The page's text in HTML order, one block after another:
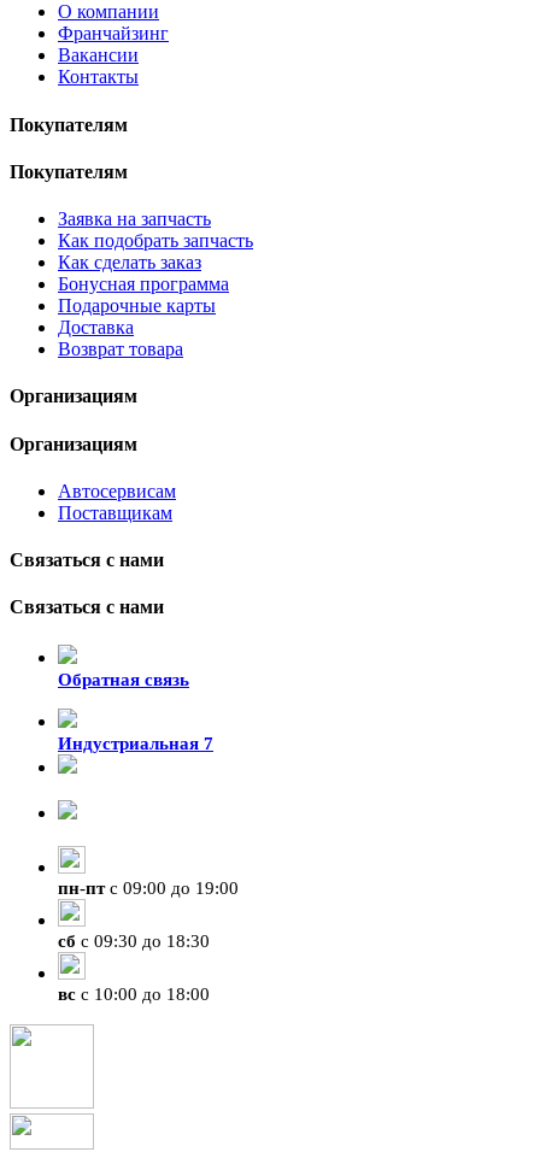
О компании
Франчайзинг
Вакансии
Контакты
Покупателям
Покупателям
Заявка на запчасть
Как подобрать запчасть
Как сделать заказ
Бонусная программа
Подарочные карты
Доставка
Возврат товара
Организациям
Организациям
Автосервисам
Поставщикам
Связаться с нами
Связаться с нами
Обратная связь
Индустриальная 7
пн-птс 09:00 до 19:00
сб с 09:30 до 18:30
вс с 10:00 до 18:00